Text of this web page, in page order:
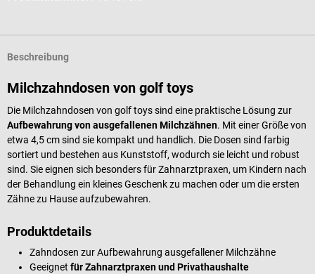
Beschreibung
Milchzahndosen von golf toys
Die Milchzahndosen von golf toys sind eine praktische Lösung zur
Aufbewahrung von ausgefallenen Milchzähnen. Mit einer Größe von
etwa 4,5 cm sind sie kompakt und handlich. Die Dosen sind farbig
sortiert und bestehen aus Kunststoff, wodurch sie leicht und robust
sind. Sie eignen sich besonders für Zahnarztpraxen, um Kindern nach
der Behandlung ein kleines Geschenk zu machen oder um die ersten
Zähne zu Hause aufzubewahren.
Produktdetails
Zahndosen zur Aufbewahrung ausgefallener Milchzähne
Geeignet für Zahnarztpraxen und Privathaushalte